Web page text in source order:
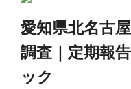
愛知県北名古
調査｜定期報
ック